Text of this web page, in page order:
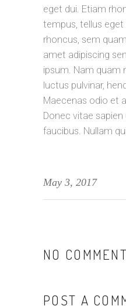
eget dui. Etiam
tempus, tellus
rhoncus, sem
amet adipiscing
ipsum. Nam quam
luctus pulvinar,
Maecenas odio et
Donec vitae
faucibus. Nullam
May 3, 2017
NO
POST A